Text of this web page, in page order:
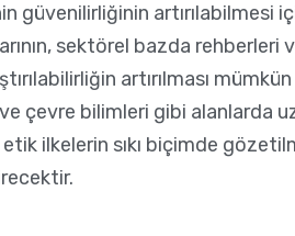
güvenilirliğinin artırılabilmesi
sektörel bazda
artırılması
ve çevre bilimleri gibi
ilkelerin sıkı biçimde